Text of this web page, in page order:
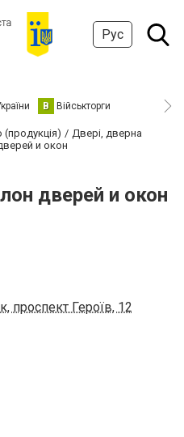
Рус
В Військторги
(продукція)
Двері, дверна
и окон
дверей и окон
проспект Героїв, 12